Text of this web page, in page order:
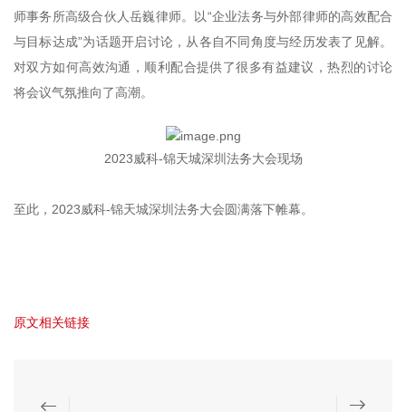
师事务所高级合伙人岳巍律师。以“企业法务与外部律师的高效配合
与目标达成”为话题开启讨论，从各自不同角度与经历发表了见解。
对双方如何高效沟通，顺利配合提供了很多有益建议，热烈的讨论
将会议气氛推向了高潮。
2023威科-锦天城深圳法务大会现场
至此，2023威科-锦天城深圳法务大会圆满落下帷幕。
原文相关链接